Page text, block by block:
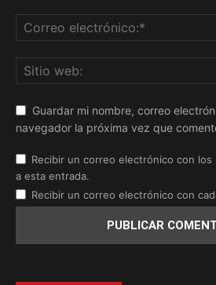
Guardar mi nombre, correo
navegador la próxima vez que
Recibir un correo electrónico con
a esta entrada.
Recibir un correo electrónico con